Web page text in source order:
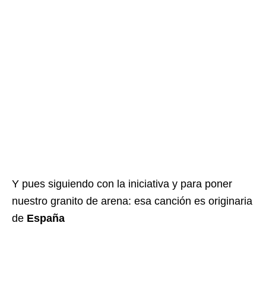
Y pues siguiendo con la iniciativa y para poner
nuestro granito de arena: esa canción es originaria
de España